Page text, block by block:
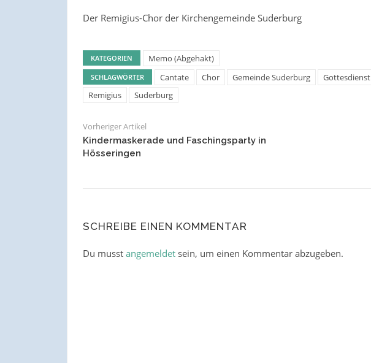
Der Remigius-Chor der Kirchengemeinde Suderburg
KATEGORIEN Memo (Abgehakt)
SCHLAGWÖRTER Cantate Chor Gemeinde Suderburg Gottesdienst
Remigius
Suderburg
Vorheriger Artikel
Kindermaskerade und Faschingsparty in
Hösseringen
SCHREIBE EINEN KOMMENTAR
Du musst angemeldetsein, um einen Kommentar abzugeben.